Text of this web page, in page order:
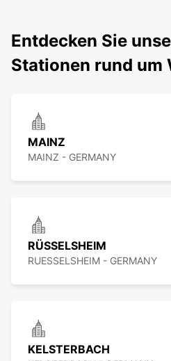
Entdecken Sie
Stationen rund um
MAINZ
MAINZ - GERMANY
RÜSSELSHEIM
RUESSELSHEIM - GERMANY
KELSTERBACH